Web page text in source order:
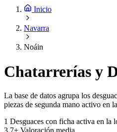
Inicio
Navarra
Noáin
Chatarrerías y
La base de datos agrupa los
piezas de segunda mano activo en
1 Desguaces con ficha activa en la